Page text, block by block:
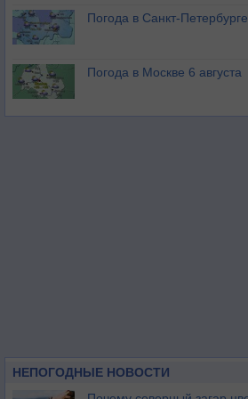
Погода в Санкт-
Погода в Москве 6 августа
НЕПОГОДНЫЕ НОВОСТИ